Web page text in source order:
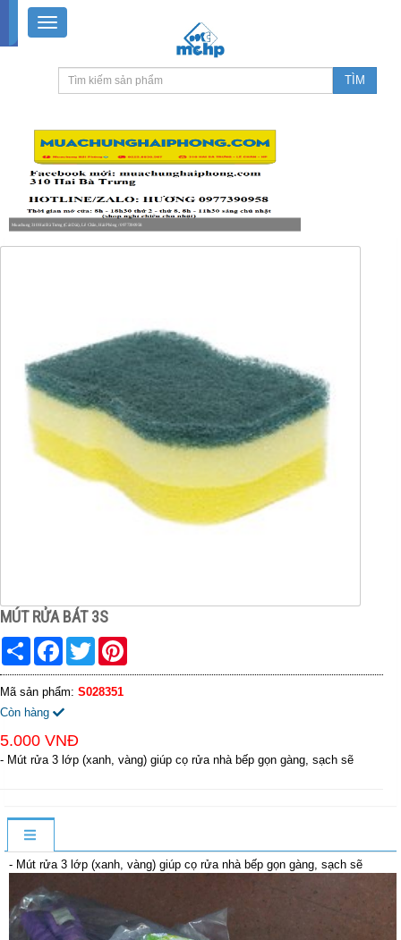
Muachung 310 Hai Bà Trưng (Cát Dài), Lê Chân, Hải Phòng / 0977390958
MÚT RỬA BÁT 3S
Share FacebookTwitter
Mã sản phẩm: S028351
Còn hàng
5.000 VNĐ
- Mút rửa 3 lớp (xanh, vàng) giúp cọ rửa nhà bếp gọn gàng, sạch sẽ
- Mút rửa 3 lớp (xanh, vàng) giúp cọ rửa nhà bếp gọn gàng, sạch sẽ